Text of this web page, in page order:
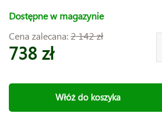
Dostępne w magazynie
Cena zalecana:2 142 zł
738 zł
Włóż do koszyka